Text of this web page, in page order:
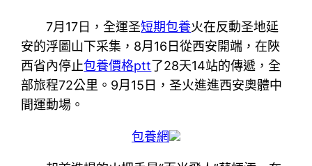
7月17日，全運圣短期包養火在反動圣地延
安的浮圖山下采集，8月16日從西安開端，在陜
西省內停止包養價格ptt了28天14站的傳遞，全
部旅程72公里。9月15日，圣火進進西安奧體中
間運動場。
包養網